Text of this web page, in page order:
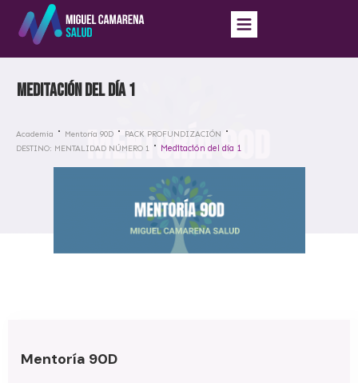
Meditación del día 1
Academia Mentoría 90D
PACK PROFUNDIZACIÓN
DESTINO: MENTALIDAD NÚMERO 1
Meditación del día 1
Mentoría 90D